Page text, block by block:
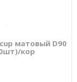
матовый D90
кор